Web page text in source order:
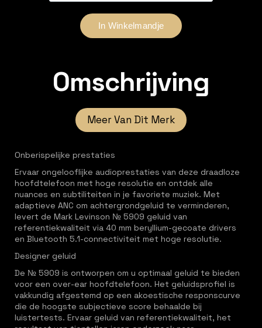
Omschrijving
Meer Van Dit Merk
Onberispelijke prestaties
Ervaar ongelooflijke audioprestaties van deze draadloze
hoofdtelefoon met hoge resolutie en ontdek alle
nuances en subtiliteiten in je favoriete muziek. Met
adaptieve ANC om achtergrondgeluid te verminderen,
levert de Mark Levinson № 5909 geluid van
referentiekwaliteit via 40 mm beryllium-gecoate drivers
en Bluetooth 5.1-connectiviteit met hoge resolutie.
Designer geluid
De № 5909 is ontworpen om u optimaal geluid te bieden
voor een over-ear hoofdtelefoon. Het geluidsprofiel is
vakkundig afgestemd op een akoestische responscurve
die de hoogste subjectieve score behaalde bij
luistertests. Ervaar geluid van referentiekwaliteit, het